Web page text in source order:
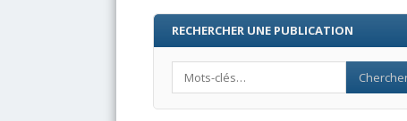
RECHERCHER UNE PUBLICATION